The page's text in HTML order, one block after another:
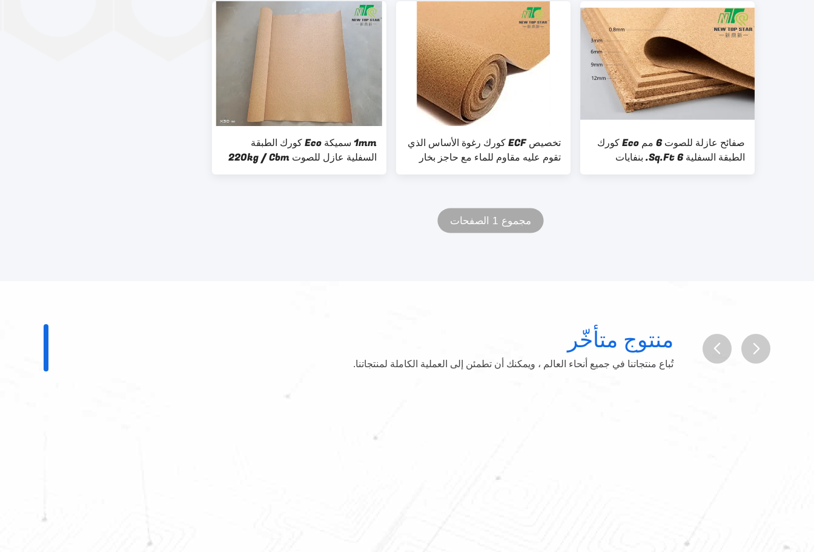
1mm سميكة Eco كورك الطبقة
السفلية عازل للصوت 220kg / Cbm
للأرضيات البلاستيكية
تخصيص ECF كورك رغوة الأساس الذي
تقوم عليه مقاوم للماء مع حاجز بخار
رقائق الفضة
صفائح عازلة للصوت 6 مم Eco كورك
الطبقة السفلية 6 Sq.Ft. بنفايات
مجموع 1 الصفحات
منتوج متأخّر
تُباع منتجاتنا في جميع أنحاء العالم ، ويمكنك أن تطمئن إلى العملية الكاملة لمنتجاتنا.